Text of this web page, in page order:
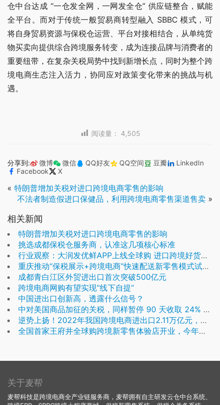
仓中台达成 “一仓发全网，一网发全仓” 供应链整合，赋能
全平台。而对于传统一般贸易商转型融入 SBBC 模式，可
将自身贸易资源与保税仓运营、平台对接相结合，从单纯货
物买卖向提供综合跨境服务转变，成为连接品牌与消费者的
重要纽带，在复杂关税局势中找到新增长点，同时为整个跨
境电商生态注入活力，协同应对政策变化带来的挑战与机
遇。
阅读量： 4,505
分享到: 微博 微信 QQ好友 QQ空间 豆瓣
LinkedIn
Facebook
X
« 特朗普增加关税对进口跨境电商零售的影响
不法者制造假进口保健品，利用跨境电商零售渠道售卖 »
相关新闻
特朗普增加关税对进口跨境电商零售的影响
挑选成都保税仓服务商，认准这几项核心标准
行业观察：大润发优鲜APP上线全球购 进口跨境好货保税仓直发
重庆推动“保税展示+跨境电商”快速配送新零售模式试点，鼓励建设独立站或跨境平台
成都青白江区外贸进出口首次突破500亿元
跨境电商网购有望实现“线下自提”
中国进出口创新高，透露什么信号？
中对美国商品加征的关税，同样暂停 90 天收取 24% 的关税，保留 10% 的关税
逆势上扬！2022年我国跨境电商进出口2.11万亿元，增长9.8%
全国首家王府井全球购跨境新零售体验店开业，今年拟再开3-4家
关于麦帮
麦帮科技是跨境电商全产业链服务商，麦帮拥有自主研发云仓中台系统、